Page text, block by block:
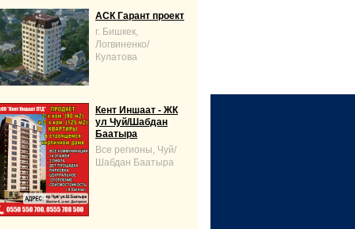
АСК Гарант проект
г. Бишкек,
Логвиненко/
Кулатова
Кент Иншаат - ЖК
ул Чуй/Шабдан
Баатыра
Все регионы, Чуй/
Шабдан Баатыра